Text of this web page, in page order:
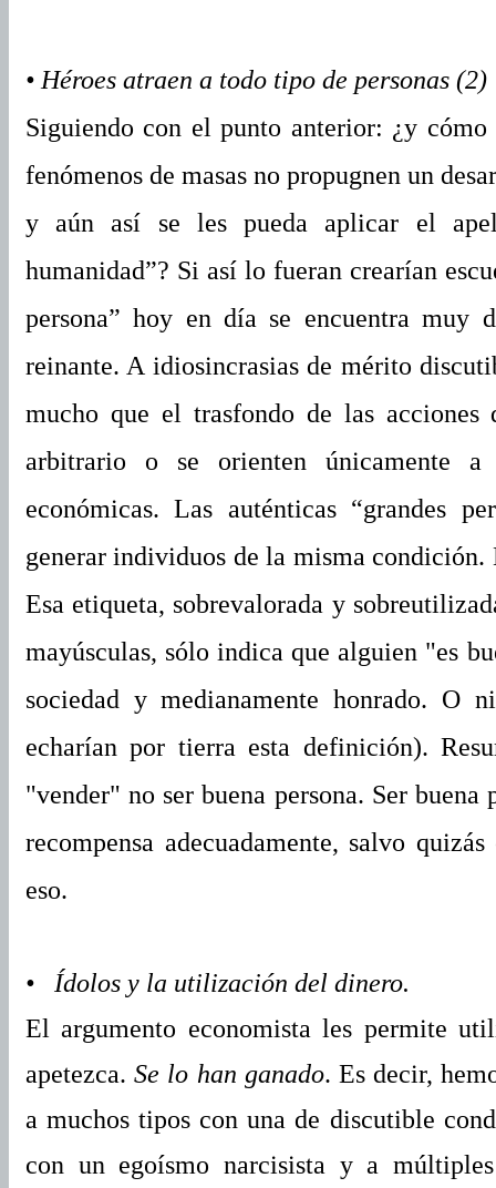
• Héroes atraen a todo tipo de personas (2)
Siguiendo con el punto anterior: ¿y
fenómenos de masas no propugnen un
y aún así se les pueda aplicar el
humanidad”? Si así lo fueran crearían
persona” hoy en día se encuentra muy
reinante. A idiosincrasias de mérito
mucho que el trasfondo de las acciones
arbitrario o se orienten únicamente a
económicas. Las auténticas “grandes
generar individuos de la misma
Esa etiqueta, sobrevalorada y
mayúsculas, sólo indica que alguien "es
sociedad y medianamente honrado. O
echarían por tierra esta definición).
"vender" no ser buena persona. Ser
recompensa adecuadamente, salvo
eso.
• Ídolos y la utilización del dinero.
El argumento economista les permite
apetezca.Se lo han ganado. Es decir,
a muchos tipos con una de discutible
con un egoísmo narcisista y a